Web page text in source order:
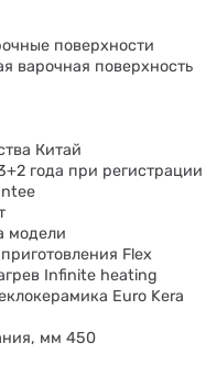
поверхности
варочная поверхность
Китай
года при
Flex
Infinite heating
Euro Kera
мм 450